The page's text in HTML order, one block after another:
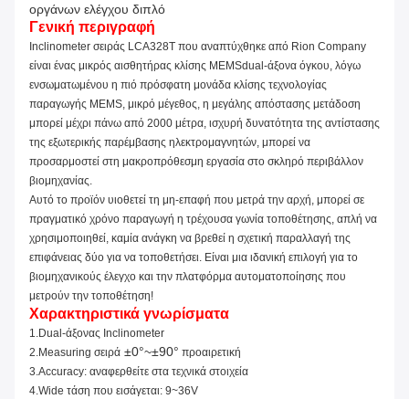
οργάνων ελέγχου διπλό
Γενική περιγραφή
Inclinometer σειράς LCA328T που αναπτύχθηκε από Rion Company
είναι ένας μικρός αισθητήρας κλίσης MEMSdual-άξονα όγκου, λόγω
ενσωματωμένου η πιό πρόσφατη μονάδα κλίσης τεχνολογίας
παραγωγής MEMS, μικρό μέγεθος, η μεγάλης απόστασης μετάδοση
μπορεί μέχρι πάνω από 2000 μέτρα, ισχυρή δυνατότητα της αντίστασης
της εξωτερικής παρέμβασης ηλεκτρομαγνητών, μπορεί να
προσαρμοστεί στη μακροπρόθεσμη εργασία στο σκληρό περιβάλλον
βιομηχανίας.
Αυτό το προϊόν υιοθετεί τη μη-επαφή που μετρά την αρχή, μπορεί σε
πραγματικό χρόνο παραγωγή η τρέχουσα γωνία τοποθέτησης, απλή να
χρησιμοποιηθεί, καμία ανάγκη να βρεθεί η σχετική παραλλαγή της
επιφάνειας δύο για να τοποθετήσει. Είναι μια ιδανική επιλογή για το
βιομηχανικούς έλεγχο και την πλατφόρμα αυτοματοποίησης που
μετρούν την τοποθέτηση!
Χαρακτηριστικά γνωρίσματα
1.Dual-άξονας Inclinometer
2.Measuring σειρά ±0°~±90° προαιρετική
3.Accuracy: αναφερθείτε στα τεχνικά στοιχεία
4.Wide τάση που εισάγεται: 9~36V